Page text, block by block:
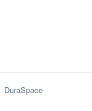
DuraSpace